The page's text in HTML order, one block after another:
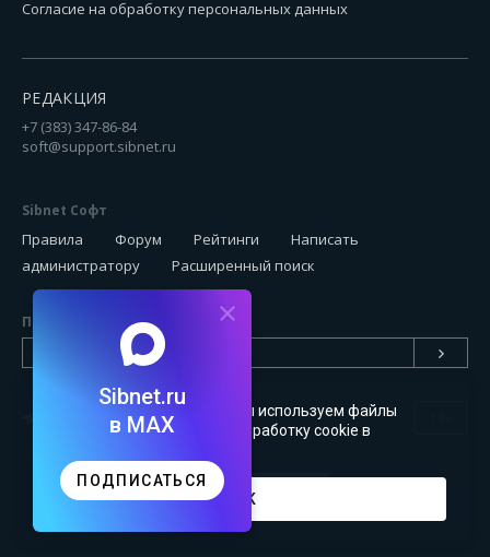
Согласие на обработку персональных данных
РЕДАКЦИЯ
+7 (383) 347-86-84
soft@support.sibnet.ru
Sibnet Софт
Правила Форум Рейтинги
Написать
администратору
Расширенный поиск
Подписаться на новинки
Чтобы сайт был удобным, мы используем файлы
. Можете запретить обработку cookie в
OK
Sibnet.ru
в MAX
ПОДПИСАТЬСЯ